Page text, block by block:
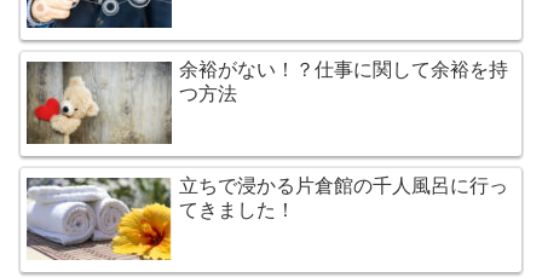
余裕がない！？仕事に関して余裕を持
つ方法
立ちで浸かる片倉館の千人風呂に行っ
てきました！